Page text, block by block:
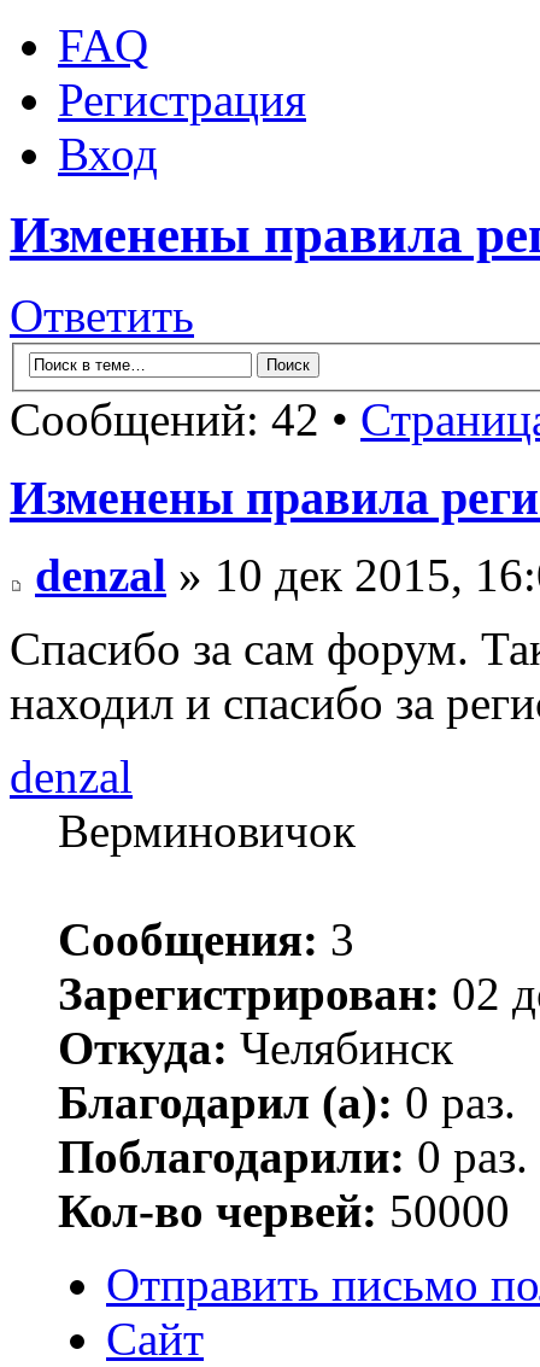
FAQ
Регистрация
Вход
Изменены правила
Ответить
Сообщений: 42 •
Изменены правила
denzal » 10 дек 2015,
Спасибо за сам форум.
находил и спасибо за
denzal
Верминовичок
Сообщения: 3
Зарегистрирован: 02
Откуда: Челябинск
Благодарил (а): 0 раз.
Поблагодарили: 0 раз.
Кол-во червей: 50000
Отправить письмо
Сайт